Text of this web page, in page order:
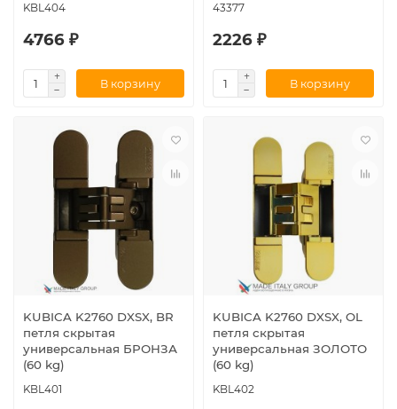
KBL404
4766 ₽
В корзину
43377
2226 ₽
В корзину
KUBICA K2760 DXSX, BR
петля скрытая
универсальная БРОНЗА
(60 kg)
KBL401
KUBICA K2760 DXSX, OL
петля скрытая
универсальная ЗОЛОТО
(60 kg)
KBL402